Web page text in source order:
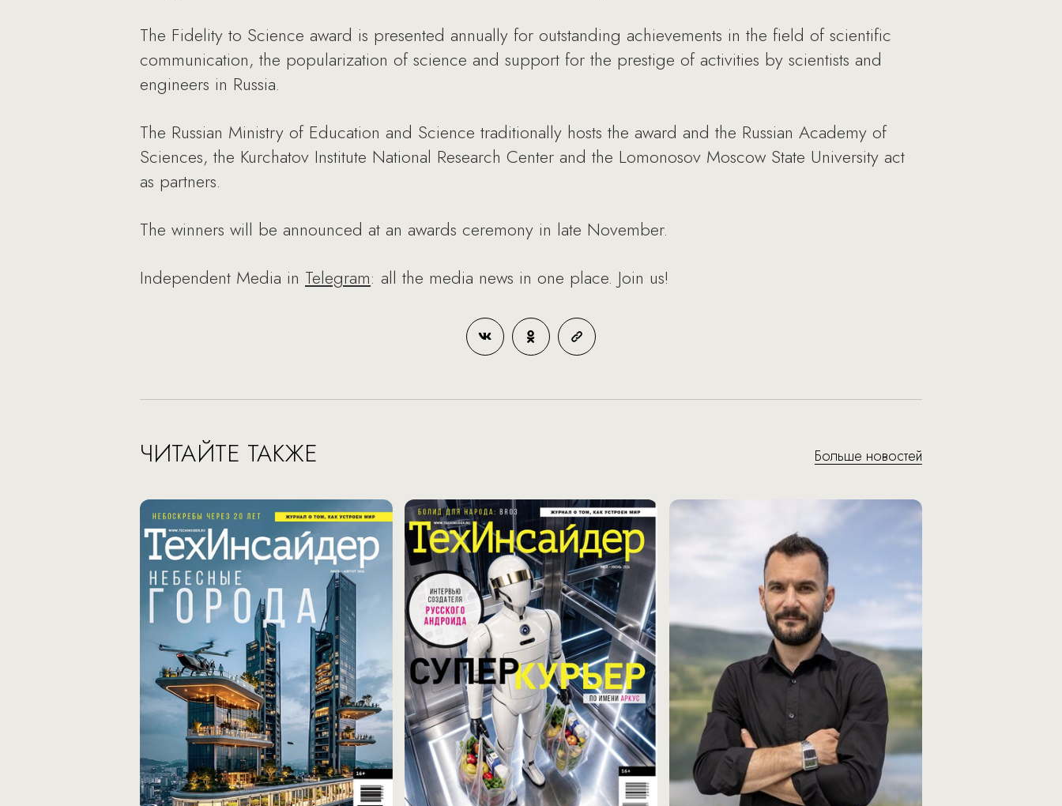
The Fidelity to Science award is presented annually for outstanding achievements in the field of scientific
communication, the popularization of science and support for the prestige of activities by scientists and
engineers in Russia.
The Russian Ministry of Education and Science traditionally hosts the award and the Russian Academy of
Sciences, the Kurchatov Institute National Research Center and the Lomonosov Moscow State University act
as partners.
The winners will be announced at an awards ceremony in late November.
Independent Media in Telegram: all the media news in one place. Join us!
ЧИТАЙТЕ ТАКЖЕ Больше новостей